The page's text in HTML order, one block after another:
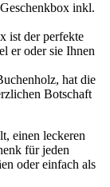
inkl.
ist der perfekte
er oder sie Ihnen
hat die
Botschaft
einen leckeren
für jeden
oder einfach als